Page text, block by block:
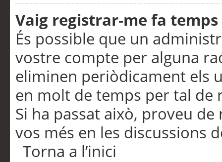
Vaig registrar-me fa
És possible que un
vostre compte per alguna
eliminen periòdicament els
en molt de temps per tal de
Si ha passat això, proveu
vos més en les discussions
Torna a l’inici